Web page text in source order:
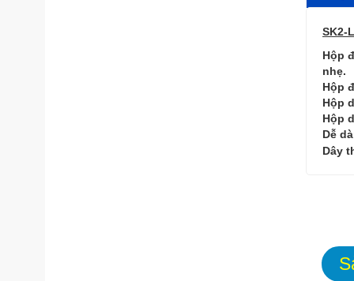
SK2-
Hộp
nhẹ.
Hộp
Hộp
Hộp
Dễ
Dây